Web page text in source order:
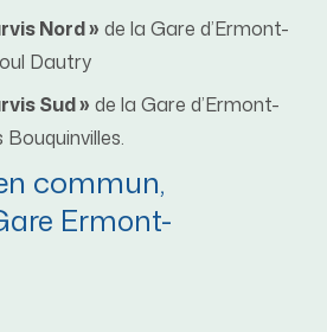
Nord » de la Gare d’Ermont-
Dautry
Sud » de la Gare d’Ermont-
Bouquinvilles.
commun,
Ermont-